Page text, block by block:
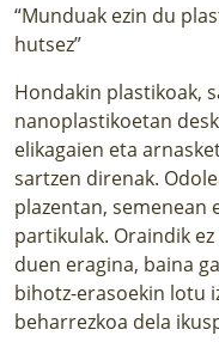
“Munduak ezin du
hutsez”
Hondakin plastikoak,
nanoplastikoetan
elikagaien eta
sartzen direnak.
plazentan,
partikulak. Oraindik
duen eragina, baina
bihotz-erasoekin lotu
beharrezkoa dela